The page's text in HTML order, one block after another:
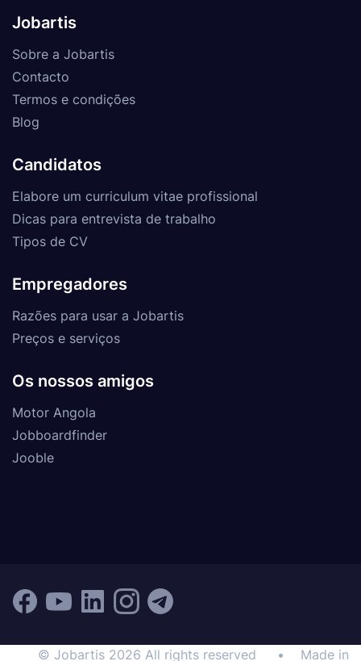
Jobartis
Sobre a Jobartis
Contacto
Termos e condições
Blog
Candidatos
Elabore um curriculum vitae profissional
Dicas para entrevista de trabalho
Tipos de CV
Empregadores
Razões para usar a Jobartis
Preços e serviços
Os nossos amigos
Motor Angola
Jobboardfinder
Jooble
© Jobartis 2026 All rights reserved • Made in